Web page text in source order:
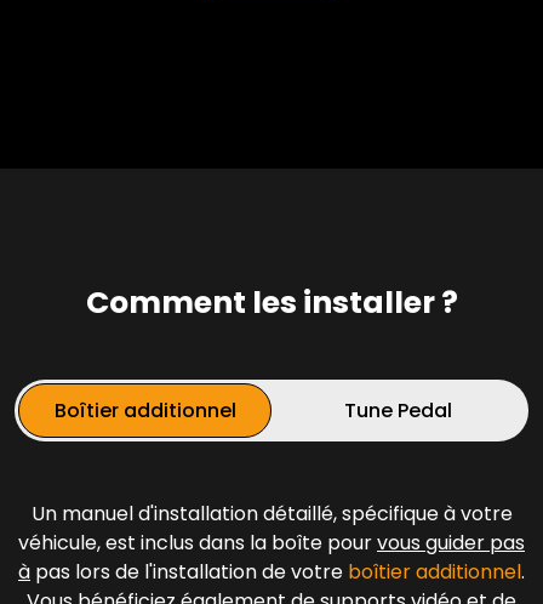
Comment les installer ?
Boîtier additionnel Tune Pedal
Un manuel d'installation détaillé, spécifique à votre
véhicule, est inclus dans la boîte pourvous guider pas
à pas lors de l'installation de votre boîtier additionnel.